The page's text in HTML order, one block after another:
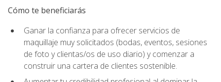
Cómo te beneficiarás
Ganar la confianza para ofrecer servicios de
maquillaje muy solicitados (bodas, eventos, sesiones
de foto y clientas/os de uso diario) y comenzar a
construir una cartera de clientes sostenible.